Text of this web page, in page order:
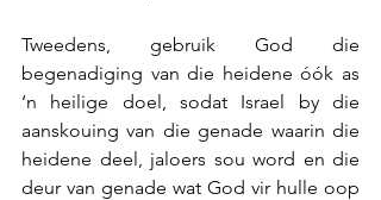
Tweedens, gebruik God die
begenadiging van die heidene óók as
‘n heilige doel, sodat Israel by die
aanskouing van die genade waarin die
heidene deel, jaloers sou word en die
deur van genade wat God vir hulle oop